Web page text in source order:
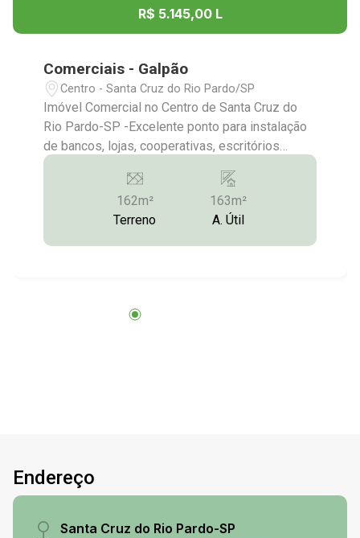
R$ 5.145,00 L
Comerciais - Galpão
Centro - Santa Cruz do Rio Pardo/SP
Imóvel Comercial no Centro de Santa Cruz do
Rio Pardo-SP -Excelente ponto para instalação
de bancos, lojas, cooperativas, escritórios
(Região de todas as agências bancárias da
(14) 3372-2528 (locação) / (14) 3372-1790
(Locação) / locacao@imobstatus.com.br
162m²
Terreno
163m²
A. Útil
Endereço
Santa Cruz do Rio Pardo-SP